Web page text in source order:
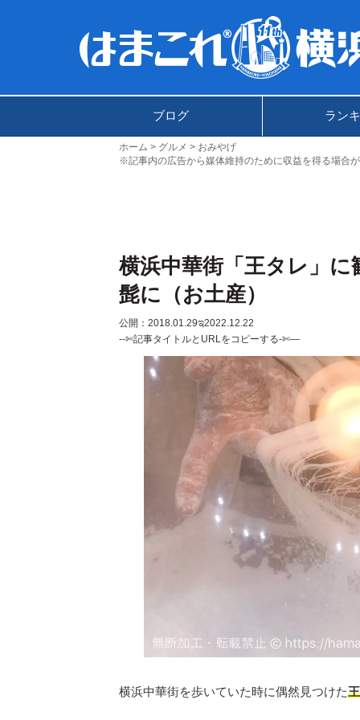
ブログ ラン
ホーム グルメ
おみやげ
※記事内の広告から媒体維持のために収益を得る場合
横浜中華街「王タレ」に
髭に（お土産）
公開：2018.01.29ಇ2022.12.22
--✄記事タイトルとURLをコピーする-✄—
横浜中華街を歩いていた時に偶然見つけた